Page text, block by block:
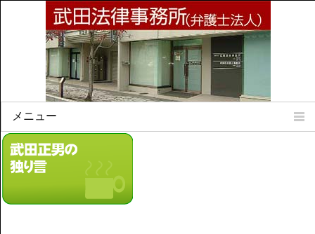
メニュー
Home
所属弁護士
法律相談案内